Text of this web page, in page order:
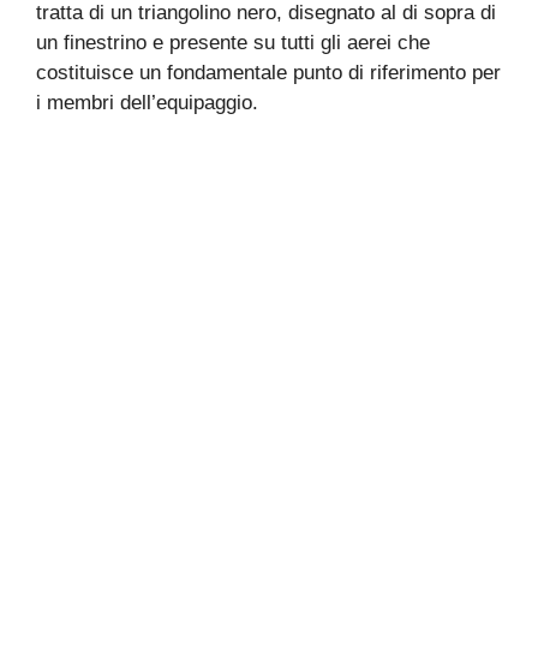
tratta di un triangolino nero, disegnato al di sopra di
un finestrino e presente su tutti gli aerei che
costituisce un fondamentale punto di riferimento per
i membri dell’equipaggio.